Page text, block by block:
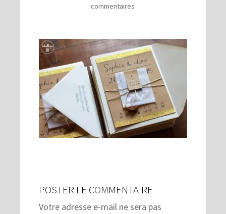
commentaires
POSTER LE COMMENTAIRE
Votre adresse e-mail ne sera pas